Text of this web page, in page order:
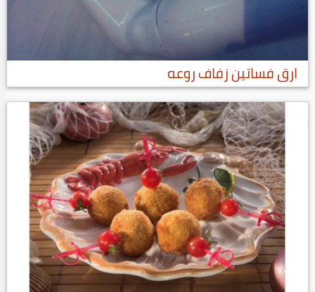
ارق فساتين زفاف روعه